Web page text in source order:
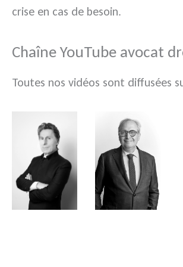
crise en cas de besoin.
Chaîne YouTube avocat
Toutes nos vidéos sont diffusées